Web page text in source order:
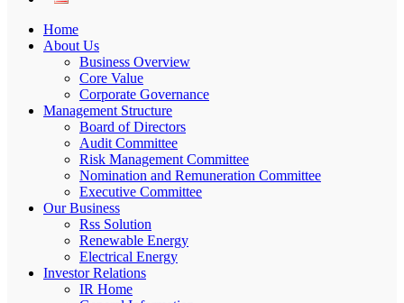
Home
About Us
Business Overview
Core Value
Corporate Governance
Management Structure
Board of Directors
Audit Committee
Risk Management Committee
Nomination and Remuneration Committee
Executive Committee
Our Business
Rss Solution
Renewable Energy
Electrical Energy
Investor Relations
IR Home